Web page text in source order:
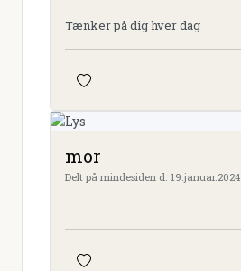
Tænker på dig hver dag
mor
Delt på mindesiden d. 19.januar.2024